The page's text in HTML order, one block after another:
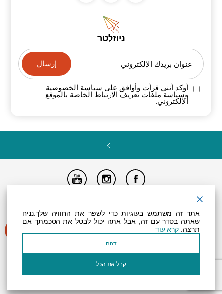
ניוזלטר
عنوان بريدك الإلكتروني
أؤكد أنني قرأت وأوافق على سياسة الخصوصية
وسياسة ملفات تعريف الارتباط الخاصة بالموقع
الإلكتروني.
جميع الحقوق محفوظة لـ "أرض (منطقة) البحر الميت ©
אתר זה משתמש בעוגיות כדי לשפר את החוויה שלך.נניח
שאתה בסדר עם זה, אבל אתה יכול לבטל את הסכמתך אם
תרצה. קרא עוד
דחה
קבל את הכל